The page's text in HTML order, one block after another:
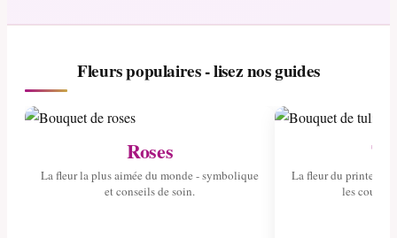
Fleurs populaires - lisez nos guides
Roses
La fleur la plus aimée du monde - symbolique
et conseils de soin.
La fleur du
les